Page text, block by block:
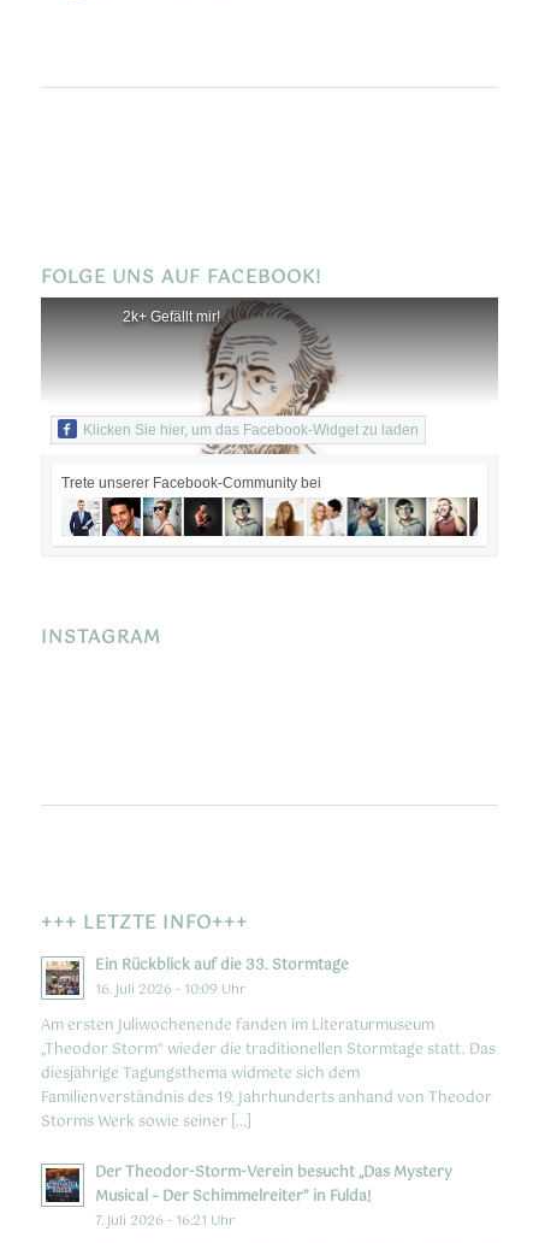
FOLGE UNS AUF FACEBOOK!
2k+ Gefällt mir!
Klicken Sie hier, um das Facebook-Widget zu laden
Trete unserer Facebook-Community bei
INSTAGRAM
+++ LETZTE INFO+++
Ein Rückblick auf die 33. Stormtage
16. Juli 2026 - 10:09 Uhr
Am ersten Juliwochenende fanden im Literaturmuseum
„Theodor Storm“ wieder die traditionellen Stormtage statt. Das
diesjährige Tagungsthema widmete sich dem
Familienverständnis des 19. Jahrhunderts anhand von Theodor
Storms Werk sowie seiner […]
Der Theodor-Storm-Verein besucht „Das Mystery
Musical – Der Schimmelreiter” in Fulda!
7. Juli 2026 - 16:21 Uhr